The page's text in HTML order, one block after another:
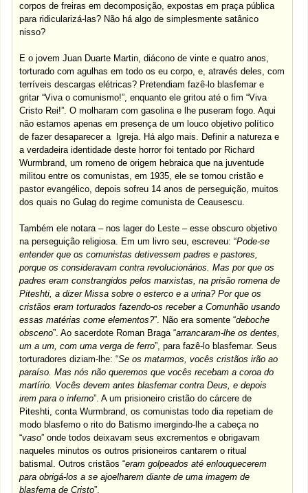
corpos de freiras em decomposição, expostas em praça pública
para ridicularizá-las? Não há algo de simplesmente satânico
nisso?
E o jovem Juan Duarte Martin, diácono de vinte e quatro anos,
torturado com agulhas em todo os eu corpo, e, através deles, com
terríveis descargas elétricas? Pretendiam fazê-lo blasfemar e
gritar “Viva o comunismo!”, enquanto ele gritou até o fim “Viva
Cristo Rei!”. O molharam com gasolina e lhe puseram fogo. Aqui
não estamos apenas em presença de um louco objetivo político
de fazer desaparecer a Igreja. Há algo mais. Definir a natureza e
a verdadeira identidade deste horror foi tentado por Richard
Wurmbrand, um romeno de origem hebraica que na juventude
militou entre os comunistas, em 1935, ele se tornou cristão e
pastor evangélico, depois sofreu 14 anos de perseguição, muitos
dos quais no Gulag do regime comunista de Ceausescu.
Também ele notara – nos lager do Leste – esse obscuro objetivo
na perseguição religiosa. Em um livro seu, escreveu: “Pode-se
entender que os comunistas detivessem padres e pastores,
porque os consideravam contra revolucionários. Mas por que os
padres eram constrangidos pelos marxistas, na prisão romena de
Piteshti, a dizer Missa sobre o esterco e a urina? Por que os
cristãos eram torturados fazendo-os receber a Comunhão usando
essas matérias come elementos?”. Não era somente “deboche
obsceno”. Ao sacerdote Roman Braga “arrancaram-lhe os dentes,
um a um, com uma verga de ferro”, para fazê-lo blasfemar. Seus
torturadores diziam-lhe: “Se os matarmos, vocês cristãos irão ao
paraíso. Mas nós não queremos que vocês recebam a coroa do
martírio. Vocês devem antes blasfemar contra Deus, e depois
irem para o inferno”. A um prisioneiro cristão do cárcere de
Piteshti, conta Wurmbrand, os comunistas todo dia repetiam de
modo blasfemo o rito do Batismo imergindo-lhe a cabeça no
“vaso” onde todos deixavam seus excrementos e obrigavam
naqueles minutos os outros prisioneiros cantarem o ritual
batismal. Outros cristãos “eram golpeados até enlouquecerem
para obrigá-los a se ajoelharem diante de uma imagem de
blasfema de Cristo”.